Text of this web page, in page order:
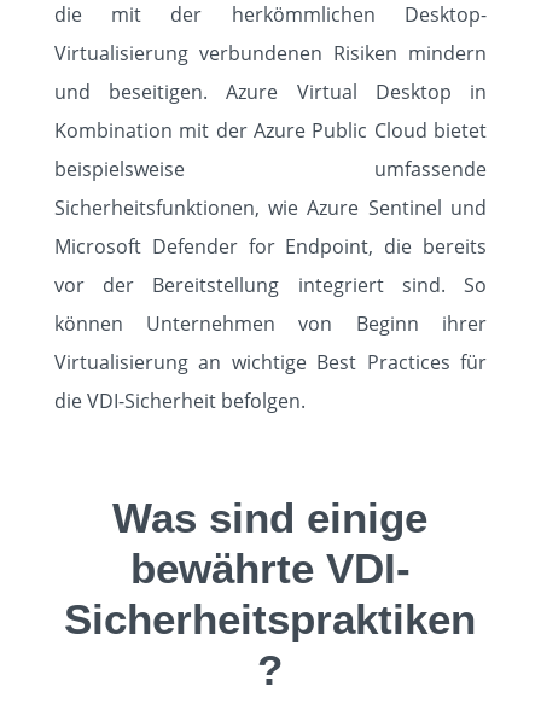
die mit der herkömmlichen Desktop-
Virtualisierung verbundenen Risiken mindern
und beseitigen. Azure Virtual Desktop in
Kombination mit der Azure Public Cloud bietet
beispielsweise umfassende
Sicherheitsfunktionen, wie Azure Sentinel und
Microsoft Defender for Endpoint, die bereits
vor der Bereitstellung integriert sind. So
können Unternehmen von Beginn ihrer
Virtualisierung an wichtige Best Practices für
die VDI-Sicherheit befolgen.
Was sind einige
bewährte VDI-
Sicherheitspraktiken
?